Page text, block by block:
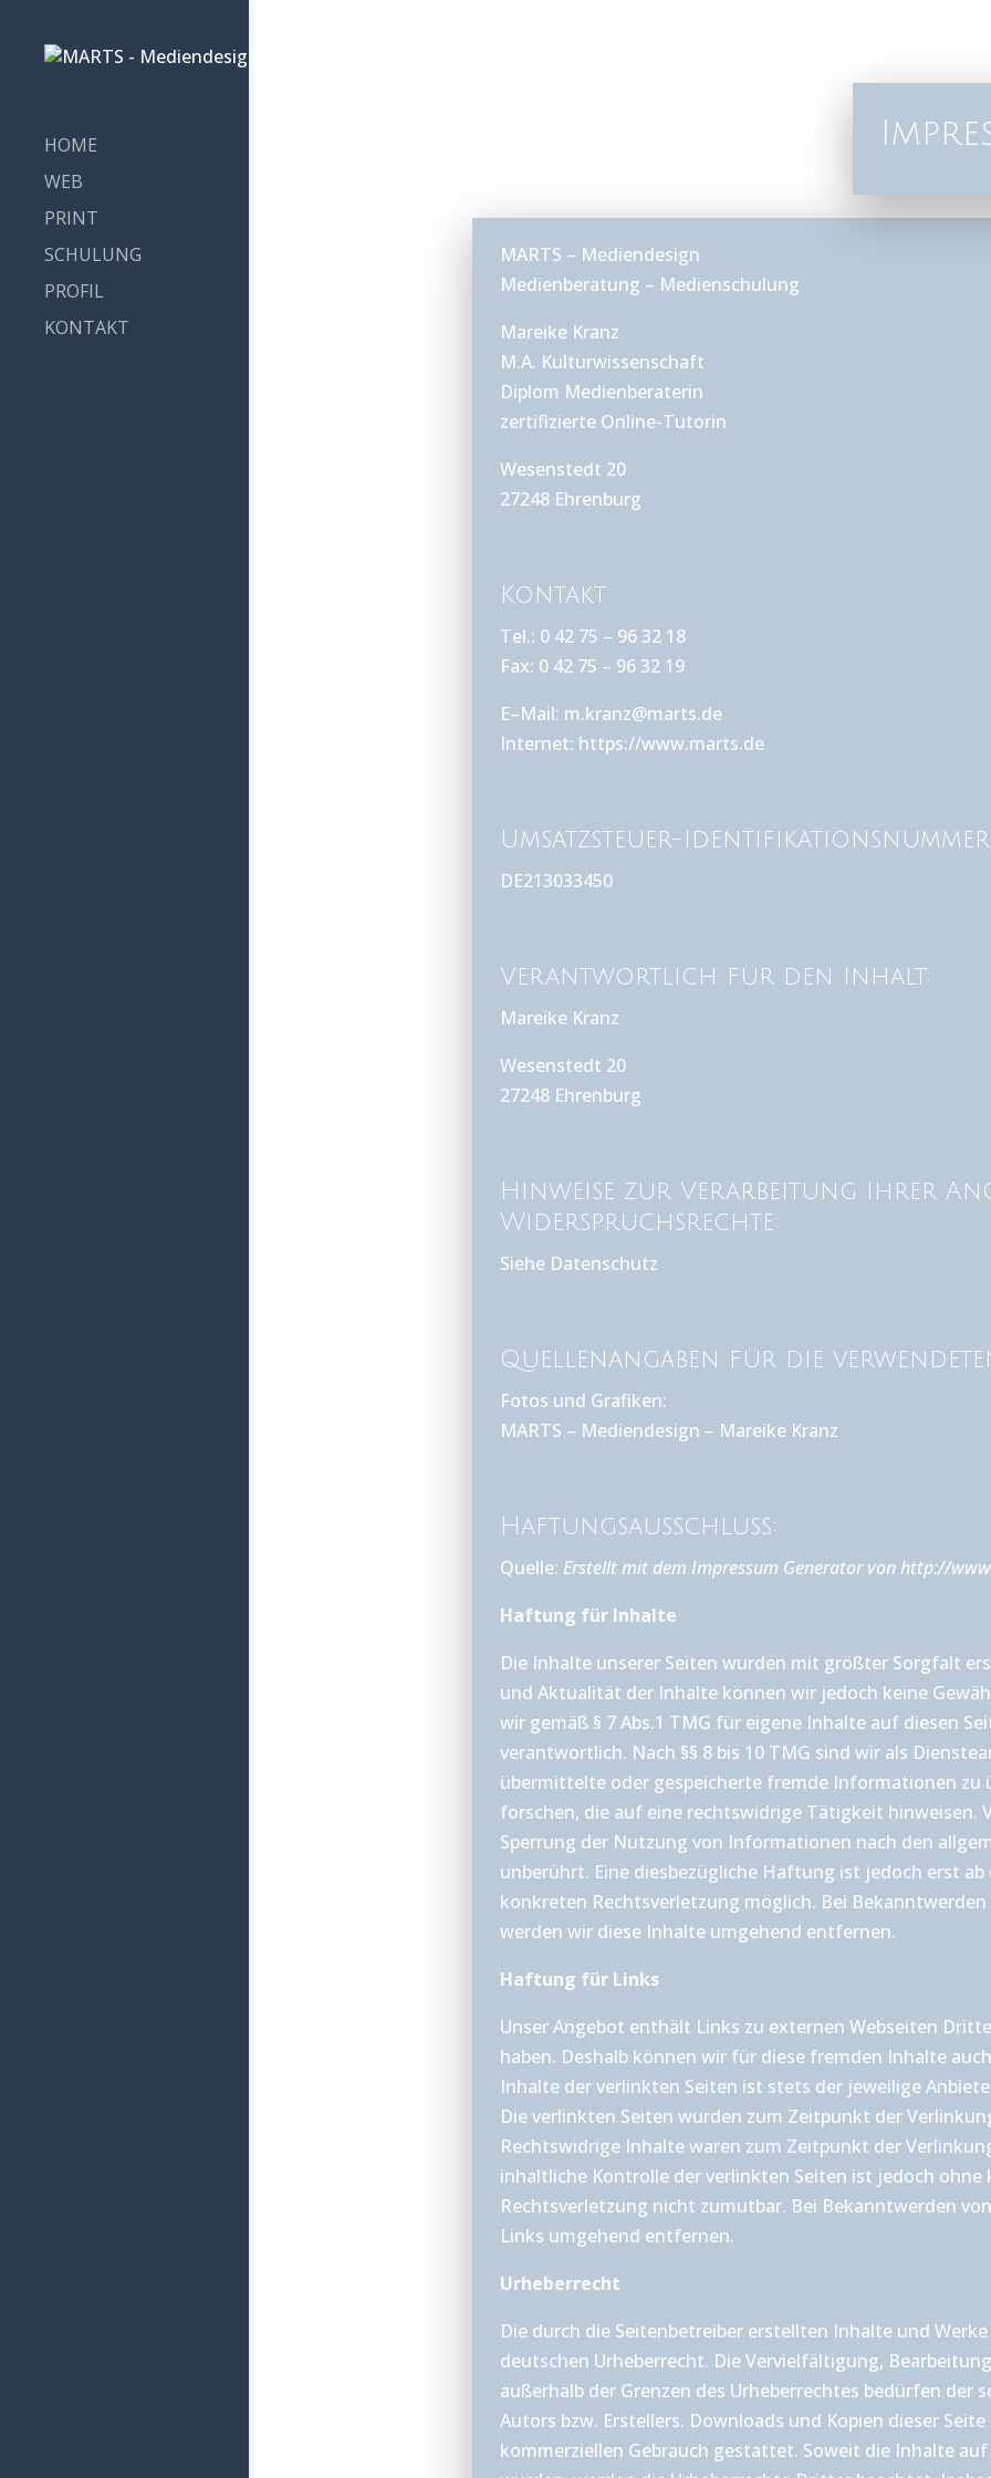
HOME
WEB
PRINT
SCHULUNG
PROFIL
KONTAKT
MARTS – Mediendesign
Medienberatung – Medienschulung
Mareike Kranz
M.A. Kulturwissenschaft
Diplom Medienberaterin
zertifizierte Online-Tutorin
Wesenstedt 20
27248 Ehrenburg
Kontakt
Tel.: 0 42 75 – 96 32 18
Fax: 0 42 75 – 96 32 19
E–Mail: m.kranz@marts.de
Internet: https://www.marts.de
Umsatzsteuer-
DE213033450
Verantwortlich für den Inhalt:
Mareike Kranz
Wesenstedt 20
27248 Ehrenburg
Hinweise zur Verarbeitung Ihrer
Widerspruchsrechte:
Siehe Datenschutz
Quellenangaben für die
Fotos und Grafiken:
MARTS – Mediendesign – Mareike Kranz
Haftungsausschluss:
Quelle: Erstellt mit dem Impressum Generator vonhttp://
Haftung für Inhalte
Die Inhalte unserer Seiten wurden mit größter Sorgfalt
und Aktualität der Inhalte können wir jedoch keine
wir gemäß § 7 Abs.1 TMG für eigene Inhalte auf diesen
verantwortlich. Nach §§ 8 bis 10 TMG sind wir als
übermittelte oder gespeicherte fremde Informationen zu
forschen, die auf eine rechtswidrige Tätigkeit hinweisen.
Sperrung der Nutzung von Informationen nach den
unberührt. Eine diesbezügliche Haftung ist jedoch erst
konkreten Rechtsverletzung möglich. Bei
werden wir diese Inhalte umgehend entfernen.
Haftung für Links
Unser Angebot enthält Links zu externen Webseiten
haben. Deshalb können wir für diese fremden Inhalte
Inhalte der verlinkten Seiten ist stets der jeweilige
Die verlinkten Seiten wurden zum Zeitpunkt der
Rechtswidrige Inhalte waren zum Zeitpunkt der
inhaltliche Kontrolle der verlinkten Seiten ist jedoch
Rechtsverletzung nicht zumutbar. Bei Bekanntwerden
Links umgehend entfernen.
Urheberrecht
Die durch die Seitenbetreiber erstellten Inhalte und
deutschen Urheberrecht. Die Vervielfältigung,
außerhalb der Grenzen des Urheberrechtes bedürfen
Autors bzw. Erstellers. Downloads und Kopien dieser
kommerziellen Gebrauch gestattet. Soweit die Inhalte